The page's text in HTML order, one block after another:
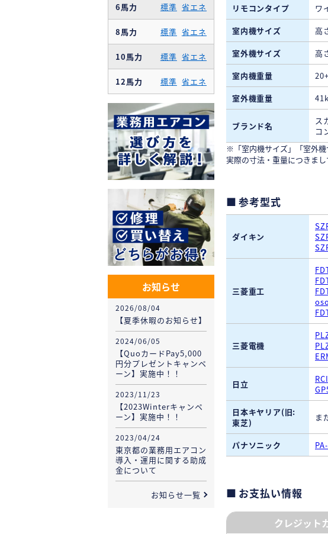
リモコンタイプ
ワ
室内機サイズ
高
室外機サイズ
高
室内機重量
室外機重量
ブランド名
ス
コ
※「室内機サイズ」「室外機
実際の寸法・重量につきま
参考型式
ダイキン
三菱重工
三菱電機
日立
日本キヤリア(旧:
東芝)
ま
パナソニック
お支払い情報
クレジット
6馬力 標準 省エネ
8馬力 標準 省エネ
10馬力 標準 省エネ
12馬力 標準 省エネ
お知らせ
2026/08/04
【夏季休暇のお知らせ】
2024/06/05
【QuoカードPay5,000
円分プレゼントキャンペ
ーン】実施中！！
2023/11/23
【2023Winterキャンペ
ーン】実施中！！
2023/04/24
東京都の業務用エアコン
導入・運用に関する助成
金について
お知らせ一覧